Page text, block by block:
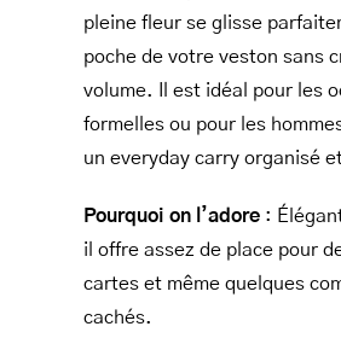
pleine fleur se glisse
poche de votre veston sans
volume. Il est idéal pour les
formelles ou pour les
un everyday carry organisé
Pourquoi on l’adore:
il offre assez de place pour
cartes et même quelques
cachés.